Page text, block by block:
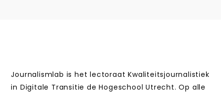
Journalismlab is het lectoraat Kwaliteitsjournalistiek
in Digitale Transitie de Hogeschool Utrecht. Op alle